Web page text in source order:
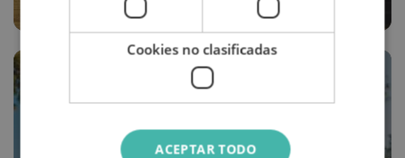
Cookies no clasificadas
ACEPTAR TODO